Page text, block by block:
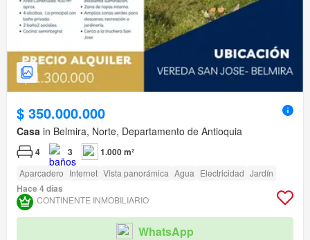
$ 350.000.000
Casa in Belmira, Norte, Departamento de Antioquia
4 3 1.000 m²
Aparcadero Internet Vista panorámica Agua Electricidad Jardín
Hace 4 días
CONTINENTE INMOBILIARIO
WhatsApp